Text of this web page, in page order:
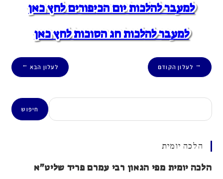
למעבר להלכות יום הכיפורים לחץ כאן
למעבר להלכות חג הסוכות לחץ כאן
← לעלון הקודם לעלון הבא →
חיפוש
חיפוש
הלכה יומית
הלכה יומית מפי הגאון רבי עמרם פריד שליט"א